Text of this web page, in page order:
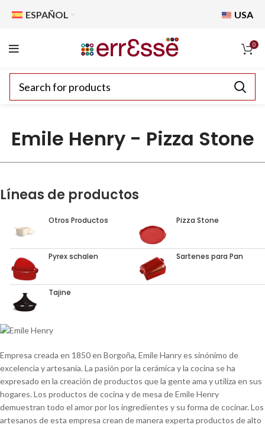
ESPAÑOL USA
0
Emile Henry - Pizza Stone
Líneas de productos
Otros Productos Pizza Stone
Pyrex schalen Sartenes para Pan
Tajine
Empresa creada en 1850 en Borgoña, Emile Hanry es sinónimo de
excelencia y artesanía. La pasión por la cerámica y la cocina se ha
expresado en la creación de productos que la gente ama y utiliza en sus
hogares. Los productos de cocina y de mesa de Emile Henry
demuestran todo el amor por los ingredientes y su forma de cocinar. Los
artesanos de esta empresa crean de manera experta productos de alto